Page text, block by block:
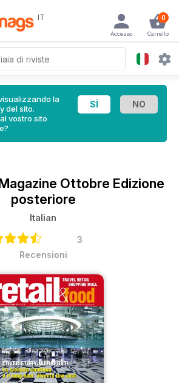
IT 0
Carrello
Accesso
la
del sito.
vostro sito
Ottobre Edizione
posteriore
Italian
3
Recensioni